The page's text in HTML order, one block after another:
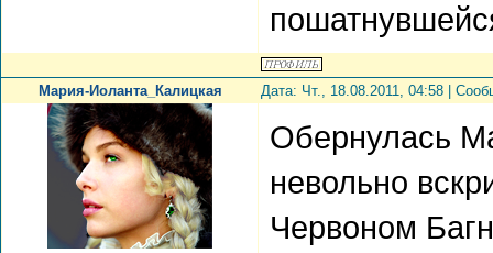
Мария-Иоланта_Калицкая Дата: Чт., 18.08.2011, 04:58 |
Обернулась
невольно
Червоном